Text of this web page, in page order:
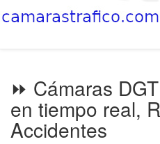
⏩ Cámaras
en tiempo real,
Accidentes